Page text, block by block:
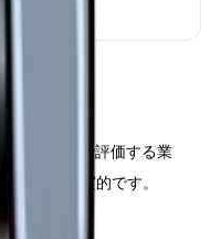
間へ
を高単価で評価する業
超えも現実的です。